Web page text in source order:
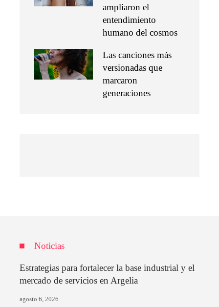
ampliaron el
entendimiento
humano del cosmos
Las canciones más
versionadas que
marcaron
generaciones
Noticias
Estrategias para fortalecer la base industrial y el
mercado de servicios en Argelia
agosto 6, 2026